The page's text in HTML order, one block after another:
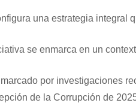
una estrategia integral
se enmarca en un
por investigaciones
de la Corrupción de